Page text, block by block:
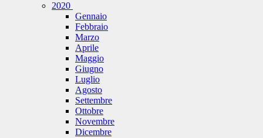
2020
Gennaio
Febbraio
Marzo
Aprile
Maggio
Giugno
Luglio
Agosto
Settembre
Ottobre
Novembre
Dicembre